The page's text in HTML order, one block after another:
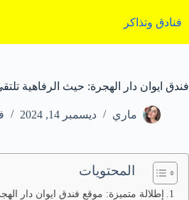
إلى
المحتوى
فنادق وتذاكر
فندق ايوان دار الهجرة: حيث الرفاهية
ماري ديسمبر 14, 2024
المحتويات
إطلالة متميزة: موقع فندق ايوان دار